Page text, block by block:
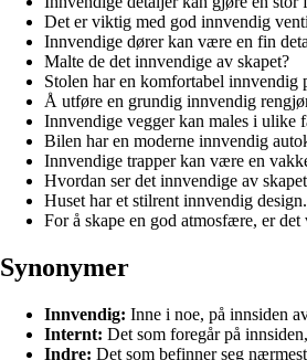
Det er viktig med god innvendig
Innvendige dører kan være en fin
Malte de det innvendige av skapet?
Stolen har en komfortabel innvendig
Å utføre en grundig innvendig
Innvendige vegger kan males i ulike
Bilen har en moderne innvendig
Innvendige trapper kan være en
Hvordan ser det innvendige av
Huset har et stilrent innvendig design.
For å skape en god atmosfære, er
Synonymer
Innvendig: Inne i noe, på innsiden
Internt: Det som foregår på
Indre: Det som befinner seg